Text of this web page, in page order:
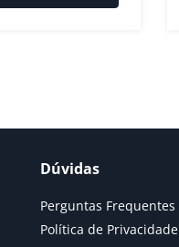
Dúvidas
Perguntas Frequentes
Política de Privacidade